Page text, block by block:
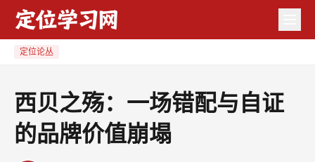
定位论丛
西贝之殇：一场错配与自证
的品牌价值崩塌